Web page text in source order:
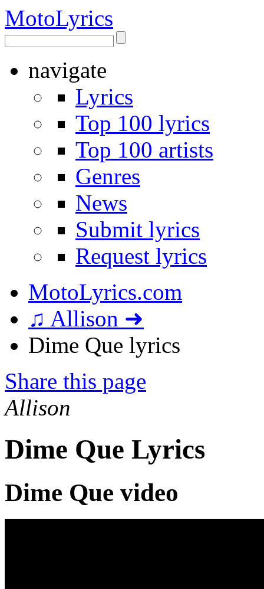
MotoLyrics
navigate
Lyrics
Top 100 lyrics
Top 100 artists
Genres
News
Submit lyrics
Request lyrics
MotoLyrics.com
♫ Allison ➜
Dime Que lyrics
Share this page
Allison
Dime Que Lyrics
Dime Que video